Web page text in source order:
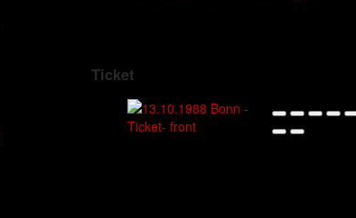
Ticket